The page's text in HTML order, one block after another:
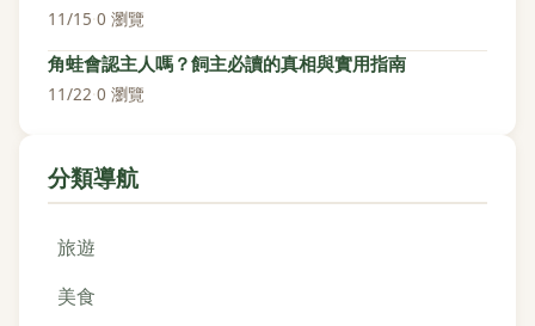
11/15·0 瀏覽
角蛙會認主人嗎？飼主必讀的真相與實用指南
11/22·0 瀏覽
分類導航
旅遊
美食